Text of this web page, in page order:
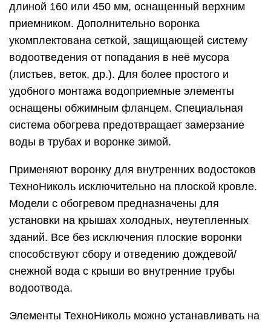
длиной 160 или 450 мм, оснащенный верхним
приемником. Дополнительно воронка
укомплектована сеткой, защищающей систему
водоотведения от попадания в неё мусора
(листьев, веток, др.). Для более простого и
удобного монтажа водоприемные элементы
оснащены обжимным фланцем. Специальная
система обогрева предотвращает замерзание
воды в трубах и воронке зимой.
Применяют воронку для внутренних водостоков
ТехноНиколь исключительно на плоской кровле.
Модели с обогревом предназначены для
установки на крышах холодных, неутепленных
зданий. Все без исключения плоские воронки
способствуют сбору и отведению дождевой/
снежной вода с крыши во внутренние трубы
водоотвода.
Элементы ТехноНиколь можно устанавливать на